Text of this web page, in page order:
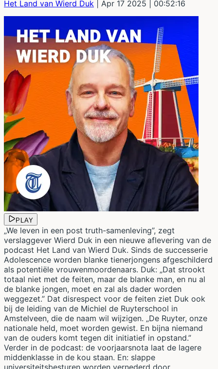
Het Land van Wierd Duk | Apr 17 2025 | 00:52:16
PLAY
„We leven in een post truth-samenleving”, zegt
verslaggever Wierd Duk in een nieuwe aflevering van de
podcast Het Land van Wierd Duk. Sinds de successerie
Adolescence worden blanke tienerjongens afgeschilderd
als potentiële vrouwenmoordenaars. Duk: „Dat strookt
totaal niet met de feiten, maar de blanke man, en nu al
de blanke jongen, moet en zal als dader worden
weggezet.” Dat disrespect voor de feiten ziet Duk ook
bij de leiding van de Michiel de Ruyterschool in
Amstelveen, die de naam wil wijzigen. „De Ruyter, onze
nationale held, moet worden gewist. En bijna niemand
van de ouders komt tegen dit initiatief in opstand.”
Verder in de podcast: de voorjaarsnota laat de lagere
middenklasse in de kou staan. En: slappe
universiteitsbesturen worden vernederd door